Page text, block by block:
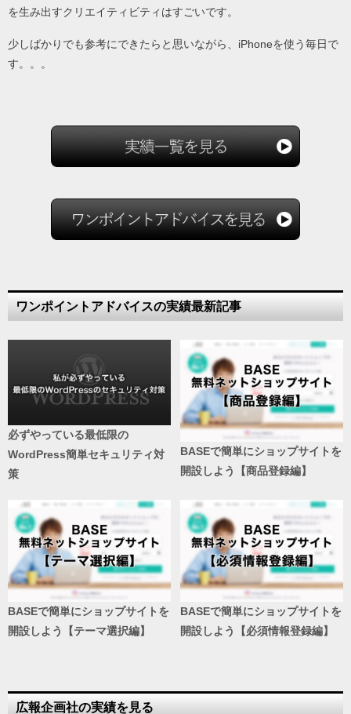
を生み出すクリエイティビティはすごいです。
少しばかりでも参考にできたらと思いながら、iPhoneを使う毎日で
す。。。
ワンポイントアドバイスの実績最新記事
必ずやっている最低限の
WordPress簡単セキュリティ対
策
BASEで簡単にショップサイトを
開設しよう【商品登録編】
BASEで簡単にショップサイトを
開設しよう【テーマ選択編】
BASEで簡単にショップサイトを
開設しよう【必須情報登録編】
広報企画社の実績を見る